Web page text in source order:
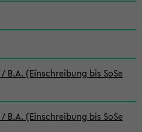
(Einschreibung bis SoSe
(Einschreibung bis SoSe